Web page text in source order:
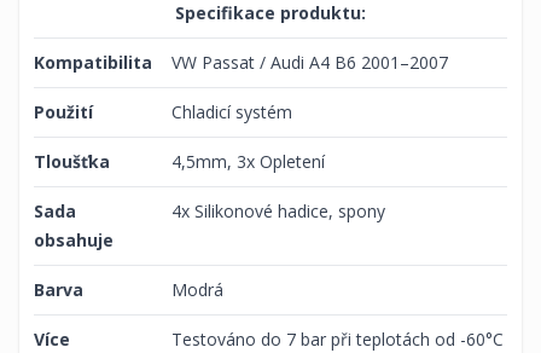
Specifikace produktu:
Kompatibilita VW Passat / Audi A4 B6 2001–2007
Použití Chladicí systém
Tloušťka 4,5mm, 3x Opletení
Sada
obsahuje
4x Silikonové hadice, spony
Barva Modrá
Více
Testováno do 7 bar při teplotách od -60°C